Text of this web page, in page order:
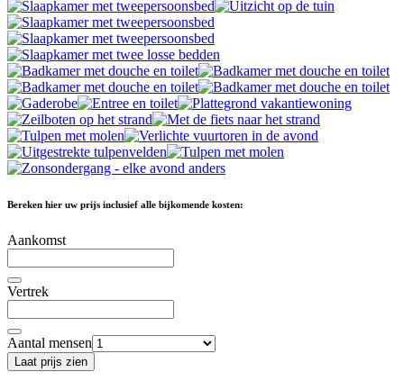
Bereken hier uw prijs inclusief alle bijkomende kosten:
Aankomst
Vertrek
Aantal mensen
Laat prijs zien